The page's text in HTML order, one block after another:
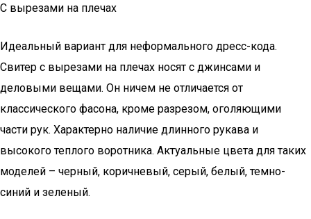
С вырезами на плечах
Идеальный вариант для неформального дресс-кода.
Свитер с вырезами на плечах носят с джинсами и
деловыми вещами. Он ничем не отличается от
классического фасона, кроме разрезом, оголяющими
части рук. Характерно наличие длинного рукава и
высокого теплого воротника. Актуальные цвета для таких
моделей – черный, коричневый, серый, белый, темно-
синий и зеленый.